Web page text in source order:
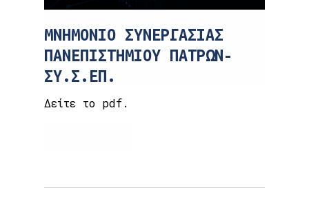
ΜΝΗΜΟΝΙΟ ΣΥΝΕΡΓΑΣΙΑΣ
ΠΑΝΕΠΙΣΤΗΜΙΟΥ ΠΑΤΡΩΝ-
ΣΥ.Σ.ΕΠ.
Δείτε το pdf.